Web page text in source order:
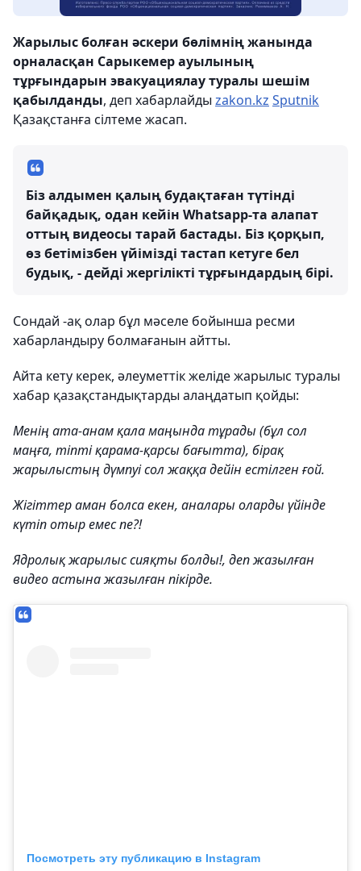
Жарылыс болған әскери бөлімнің жанында
орналасқан Сарыкемер ауылының
тұрғындарын эвакуациялау туралы шешім
қабылданды, деп хабарлайды zakon.kz Sputnik
Қазақстанға сілтеме жасап.
Біз алдымен қалың будақтаған түтінді
байқадық, одан кейін Whatsapp-та алапат
оттың видеосы тарай бастады. Біз қорқып,
өз бетімізбен үйімізді тастап кетуге бел
будық, - дейді жергілікті тұрғындардың бірі.
Сондай -ақ олар бұл мәселе бойынша ресми
хабарландыру болмағанын айтты.
Айта кету керек, әлеуметтік желіде жарылыс туралы
хабар қазақстандықтарды алаңдатып қойды:
Менің ата-анам қала маңында тұрады (бұл сол
маңға, тіпті қарама-қарсы бағытта), бірақ
жарылыстың дүмпуі сол жаққа дейін естілген ғой.
Жігіттер аман болса екен, аналары оларды үйінде
күтіп отыр емес пе?!
Ядролық жарылыс сияқты болды!, деп жазылған
видео астына жазылған пікірде.
Посмотреть эту публикацию в Instagram